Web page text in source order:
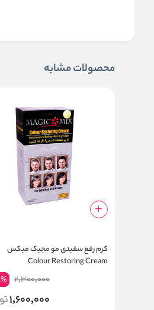
محصولات مشابه
کرم رفع سفیدی مو مجیک میکس
Colour Restoring Cream
2,300,000
%
1,600,000